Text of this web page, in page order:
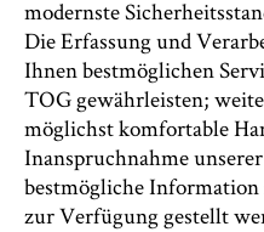
modernste
Die Erfassung und
Ihnen bestmöglichen
TOG gewährleisten;
möglichst komfortable
Inanspruchnahme
bestmögliche
zur Verfügung gestellt